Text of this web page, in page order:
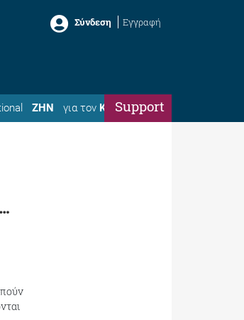
Σύνδεση Εγγραφή
ΖΗΝ για τον ΚώσταSupport